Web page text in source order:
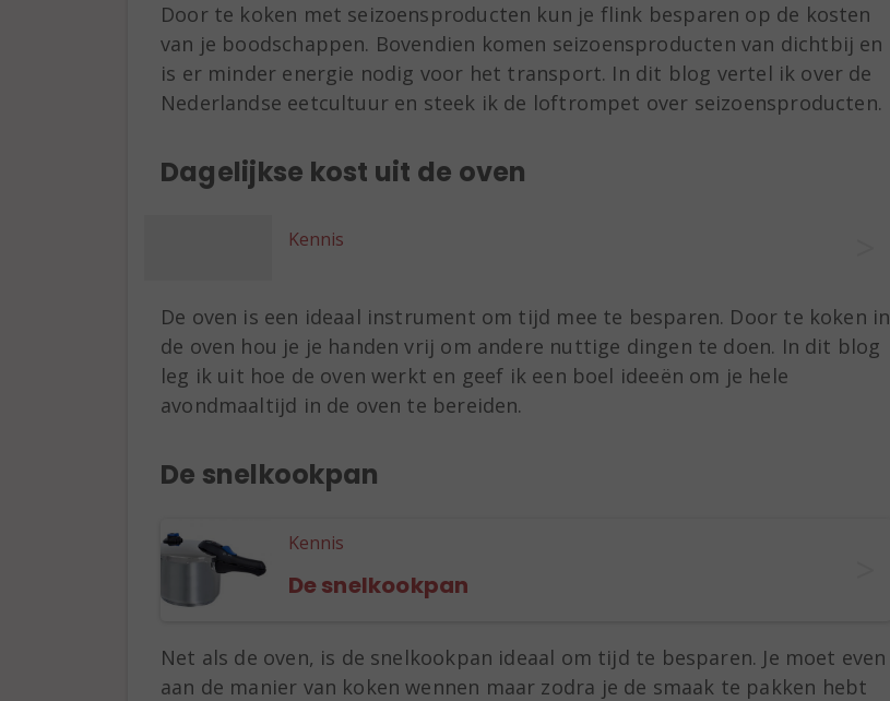
Door te koken met seizoensproducten kun je flink besparen op de kosten
van je boodschappen. Bovendien komen seizoensproducten van dichtbij en
is er minder energie nodig voor het transport. In dit blog vertel ik over de
Nederlandse eetcultuur en steek ik de loftrompet over seizoensproducten.
Dagelijkse kost uit de oven
Kennis
De oven is een ideaal instrument om tijd mee te besparen. Door te koken in
de oven hou je je handen vrij om andere nuttige dingen te doen. In dit blog
leg ik uit hoe de oven werkt en geef ik een boel ideeën om je hele
avondmaaltijd in de oven te bereiden.
De snelkookpan
Kennis
De snelkookpan
Net als de oven, is de snelkookpan ideaal om tijd te besparen. Je moet even
aan de manier van koken wennen maar zodra je de smaak te pakken hebt